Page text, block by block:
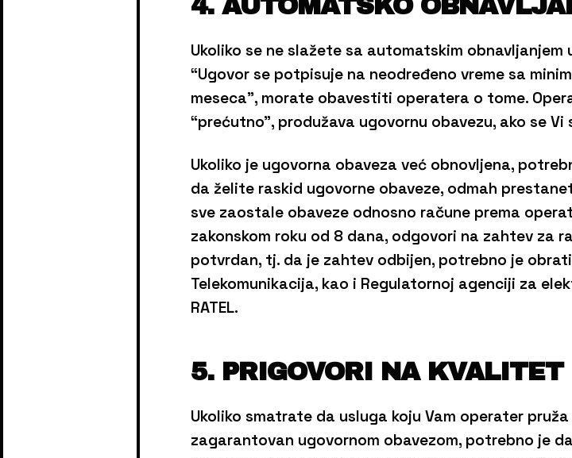
4. AUTOMATSKO
Ukoliko se ne slažete sa automatskim
“Ugovor se potpisuje na neodređeno vreme sa
meseca”, morate obavestiti operatera o tome.
“prećutno”, produžava ugovornu obavezu, ako se
Ukoliko je ugovorna obaveza već obnovljena,
da želite raskid ugovorne obaveze, odmah
sve zaostale obaveze odnosno račune prema
zakonskom roku od 8 dana, odgovori na zahtev za
potvrdan, tj. da je zahtev odbijen, potrebno je
Telekomunikacija, kao i Regulatornoj agenciji za
RATEL.
5. PRIGOVORI NA KVALITET
Ukoliko smatrate da usluga koju Vam operater
zagarantovan ugovornom obavezom, potrebno je